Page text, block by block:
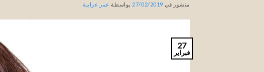
منشور في 27/02/2019 بواسطة عمر غرايبة
27
فبراير